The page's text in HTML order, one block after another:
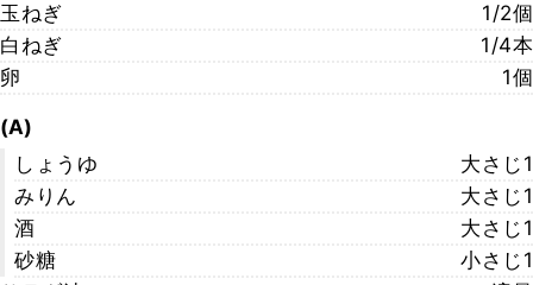
玉ねぎ
1/2個
白ねぎ
1/4本
卵
1個
(A)
しょうゆ
大さじ1
みりん
大さじ1
酒
大さじ1
砂糖
小さじ1